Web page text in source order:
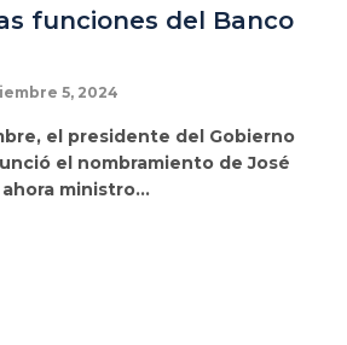
funciones del Banco
5, 2024
el presidente del Gobierno
el nombramiento de José
ahora ministro…